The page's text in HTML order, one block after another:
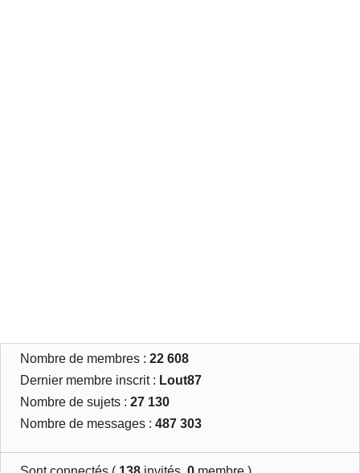
Nombre de membres :22 608
Dernier membre inscrit : Lout87
Nombre de sujets :27 130
Nombre de messages :487 303